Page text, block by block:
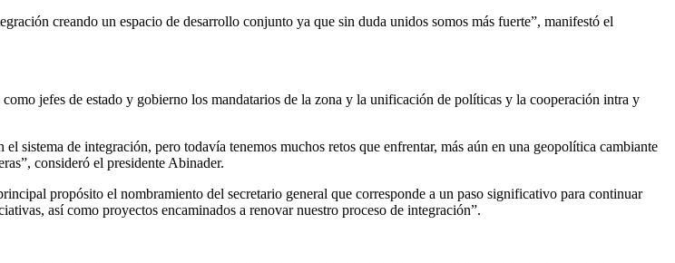
creando un espacio de desarrollo conjunto ya que sin duda unidos somos más fuerte”, manifestó el
jefes de estado y gobierno los mandatarios de la zona y la unificación de políticas y la cooperación intra y
sistema de integración, pero todavía tenemos muchos retos que enfrentar, más aún en una geopolítica cambiante
consideró el presidente Abinader.
propósito el nombramiento del secretario general que corresponde a un paso significativo para continuar
así como proyectos encaminados a renovar nuestro proceso de integración”.